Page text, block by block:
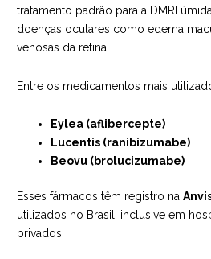
tratamento padrão para a DMRI
doenças oculares como edema
venosas da retina.
Entre os medicamentos mais
Eylea (aflibercepte)
Lucentis (ranibizumabe)
Beovu (brolucizumabe)
Esses fármacos têm registro na
utilizados no Brasil, inclusive em
privados.